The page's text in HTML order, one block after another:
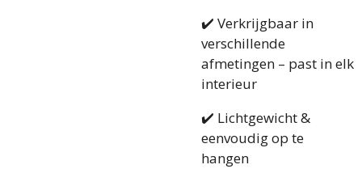
✔️ Verkrijgbaar in
verschillende
afmetingen – past in elk
interieur
✔️ Lichtgewicht &
eenvoudig op te
hangen